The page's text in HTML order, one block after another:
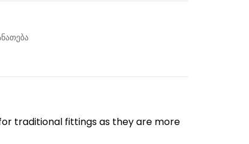
traditional fittings as they are more